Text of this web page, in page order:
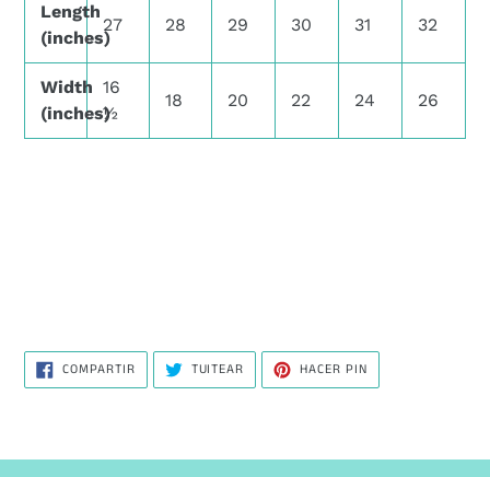
Length
(inches)
27 28 29 30 31 32
Width
(inches)
16
½
18 20 22 24 26
COMPARTIRCOMPARTIR
EN
FACEBOOK
TUITEAR TUITEAR
TWITTER
HACER PINPINEAR
EN
PINTEREST